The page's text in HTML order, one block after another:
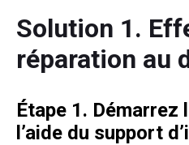
Solution 1.
réparation au
Étape 1. Démarrez
l’aide du support